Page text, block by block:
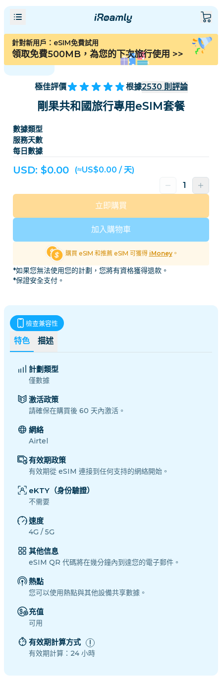
針對新用戶：eSIM免費試用
領取免費500MB，為您的下次旅行使用 >>
極佳評價 根據2530 則評論
剛果共和國旅行專用eSIM套餐
數據類型
服務天數
每日數據
USD: $0.00 (≈US$0.00 / 天)
加入購物車
立即購買
購買 eSIM 和推薦 eSIM 可獲得 iMoney。
*如果您無法使用您的計劃，您將有資格獲得退款。
*保證安全支付。
特色 描述
檢查兼容性
計劃類型
僅數據
激活政策
請確保在購買後 60 天內激活。
網絡
Airtel
有效期政策
有效期從 eSIM 連接到任何支持的網絡開始。
eKTY（身份驗證）
不需要
速度
4G / 5G
其他信息
eSIM QR 代碼將在幾分鐘內到達您的電子郵件。
熱點
您可以使用熱點與其他設備共享數據。
充值
可用
有效期計算方式
有效期計算：24 小時